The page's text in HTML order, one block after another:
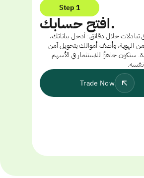
Step 1
افتح حسابك.
خلال دقائق: أدخل بياناتك،
الهوية، وأضف أموالك بتحويل آمن
ستكون جاهزًا للاستثمار في الأسهم
نفسه.
Trade Now